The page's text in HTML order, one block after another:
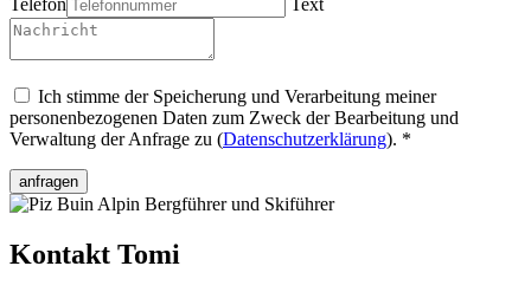
Telefon
Text
Ich stimme der Speicherung und Verarbeitung meiner
personenbezogenen Daten zum Zweck der Bearbeitung und
Verwaltung der Anfrage zu (Datenschutzerklärung). *
Kontakt Tomi